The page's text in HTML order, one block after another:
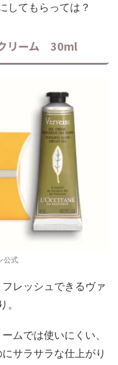
してもらっては？
リーム 30ml
公式
レッシュできるヴァ
。
ムでは使いにくい、
サラサラな仕上がり